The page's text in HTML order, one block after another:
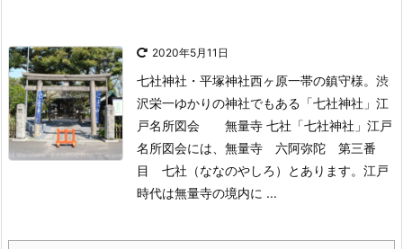
2020年5月11日
七社神社・平塚神社西ヶ原一帯の鎮守様。渋
沢栄一ゆかりの神社でもある「七社神社」江
戸名所図会 無量寺 七社 「七社神社」江戸
名所図会には、無量寺 六阿弥陀 第三番
目 七社（ななのやしろ）とあります。 江戸
時代は無量寺の境内に ...